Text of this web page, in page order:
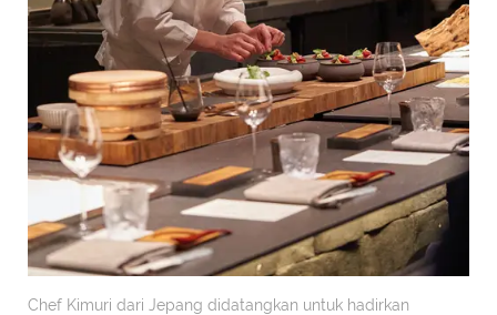
Chef Kimuri dari Jepang didatangkan untuk hadirkan